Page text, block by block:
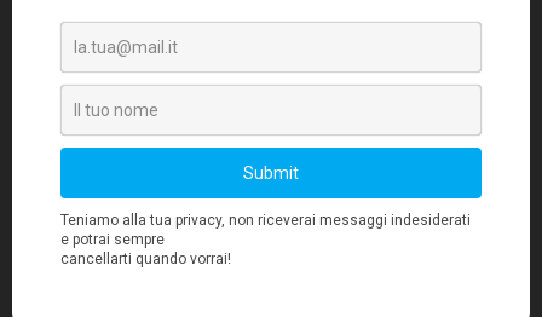
4 - BTC continua a maturare in
termini di proprietà istituzionale e
adesione maggiori, poiché un altro
Paese dei mercati emergenti potrebbe
dichiarare BTC moneta a corso legale
(El Salvador 2.0)